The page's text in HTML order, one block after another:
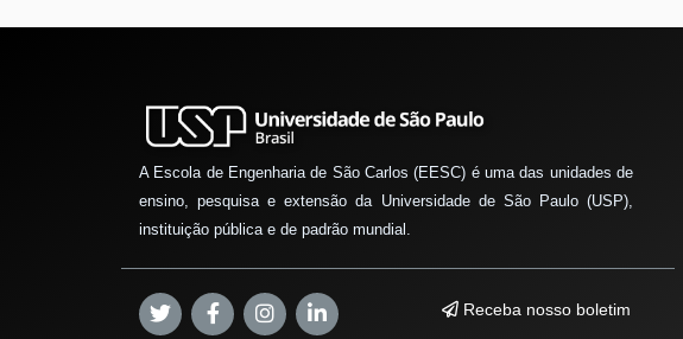
A Escola de Engenharia de São Carlos (EESC) é uma das unidades de
ensino, pesquisa e extensão da Universidade de São Paulo (USP),
instituição pública e de padrão mundial.
Receba nosso boletim